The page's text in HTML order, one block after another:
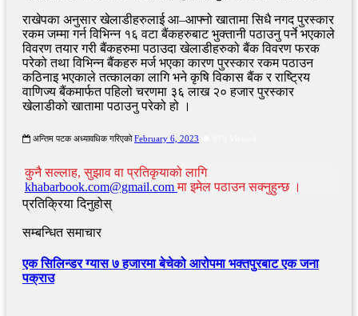
राखेपका अनुसार खेलाडीहरुलाई आ–आफ्नो खातामा सिधै नगद पुरस्कार
रकम जम्मा गर्न विभिन्न १६ वटा बैंकहरुबाट भुक्तानी पठाउनु पर्ने भएकाले
विवरण तयार गरी बैंकहरुमा पठाउदा खेलाडीहरुको बैंक विवरण फरक
परेको तथा विभिन्न बैंकहरु मर्ज भएका कारण पुरस्कार रकम पठाउन
कठिनाइ भएकाले तत्कालका लागि भने कृषि विकास बैंक र राष्ट्रिय
वाणिज्य बैंकमार्फत पहिलो चरणमा ३६ लाख २० हजार पुरस्कार
खेलाडीको खातामा पठाउनु परेको हो ।
अन्तिम पटक अध्यावधिक गरिएको February 6, 2023
कुनै सल्लाह, सुझाव वा प्रतिकृयाको लागि
khabarbook.com@gmail.comमा इमेल पठाउन सक्नुहुन्छ ।
प्रतिक्रिया दिनुहोस्
सम्बन्धित समाचार
एक सिलिन्डर ग्यास ७ हजारमा बेचेको आरोपमा भक्तपुरबाट एक जना
पक्राउ